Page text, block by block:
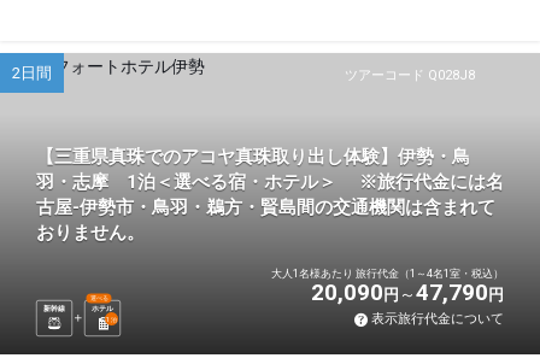
ツアーコード Q028J8
2日間
【三重県真珠でのアコヤ真珠取り出し体験】伊勢・鳥
羽・志摩 1泊＜選べる宿・ホテル＞ ※旅行代金には名
古屋-伊勢市・鳥羽・鵜方・賢島間の交通機関は含まれて
おりません。
新幹線 ホテル
選べる
1 泊
大人1名様あたり 旅行代金（1～4名1室・税込）
20,090 円 47,790 円
表示旅行代金について